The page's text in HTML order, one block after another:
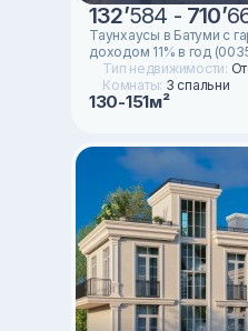
132’584 - 710’
Таунхаусы в Батуми с
доходом 11% в год
Тип недвижимости:
Комнаты: 3 спальни
130-151м²